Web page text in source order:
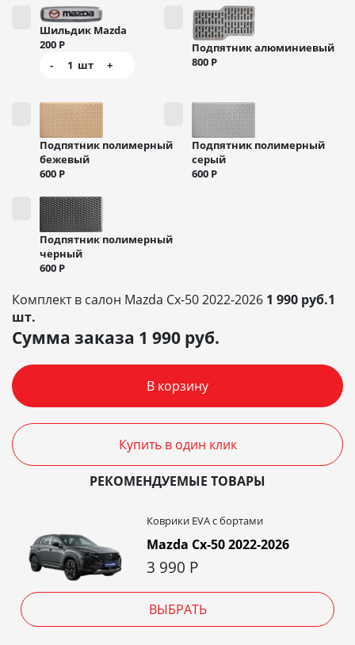
Шильдик Mazda
200 Р
-
1 шт +
Подпятник алюминиевый
800 Р
Подпятник полимерный
бежевый
600 Р
Подпятник полимерный
серый
600 Р
Подпятник полимерный
черный
600 Р
Комплект в салон Mazda Cx-50 2022-2026 1 990 руб.1
шт.
Сумма заказа 1 990 руб.
В корзину
Купить в один клик
РЕКОМЕНДУЕМЫЕ ТОВАРЫ
Коврики EVA c бортами
Mazda Cx-50 2022-2026
3 990 Р
ВЫБРАТЬ